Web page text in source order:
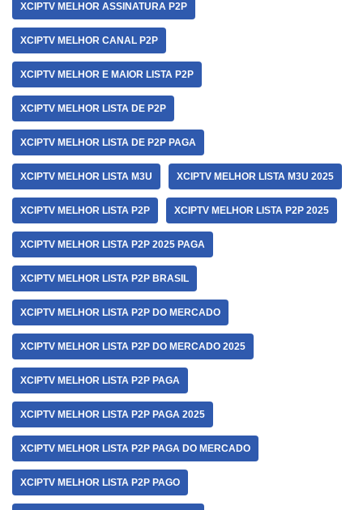
XCIPTV MELHOR ASSINATURA P2P
XCIPTV MELHOR CANAL P2P
XCIPTV MELHOR E MAIOR LISTA P2P
XCIPTV MELHOR LISTA DE P2P
XCIPTV MELHOR LISTA DE P2P PAGA
XCIPTV MELHOR LISTA M3U XCIPTV MELHOR LISTA M3U 2025
XCIPTV MELHOR LISTA P2P XCIPTV MELHOR LISTA P2P 2025
XCIPTV MELHOR LISTA P2P 2025 PAGA
XCIPTV MELHOR LISTA P2P BRASIL
XCIPTV MELHOR LISTA P2P DO MERCADO
XCIPTV MELHOR LISTA P2P DO MERCADO 2025
XCIPTV MELHOR LISTA P2P PAGA
XCIPTV MELHOR LISTA P2P PAGA 2025
XCIPTV MELHOR LISTA P2P PAGA DO MERCADO
XCIPTV MELHOR LISTA P2P PAGO